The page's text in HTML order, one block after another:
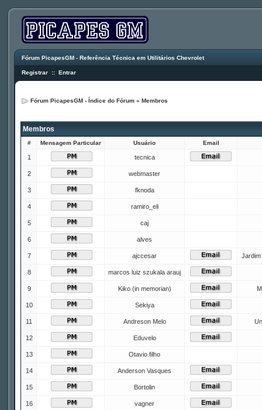
Fórum PicapesGM - Referência Técnica em Utilitários Chevrolet
Registrar :: Entrar
Fórum PicapesGM - Índice do Fórum » Membros
Membros
# Mensagem Particular Usuário Email
1 tecnica
2 webmaster
3 fknoda
4 ramiro_eli
5 caj
6 alves
7 ajccesar
8 marcos luiz szukala arauj
9 Kiko (in memorian)
10 Sekiya
11 Andreson Melo
12 Eduvelo
13 Otavio.filho
14 Anderson Vasques
15 Bortolin
16 vagner